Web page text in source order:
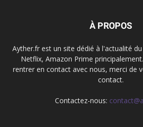
À PROPOS
Ayther.fr est un site dédié à l'actualité
Netflix, Amazon Prime
rentrer en contact avec nous, merci de
contact.
Contactez-nous: